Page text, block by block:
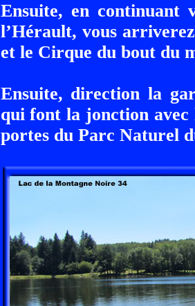
Ensuite, en continuant
l’Hérault, vous
et le Cirque du bout du
Ensuite, direction la
qui font la jonction
portes du Parc Naturel